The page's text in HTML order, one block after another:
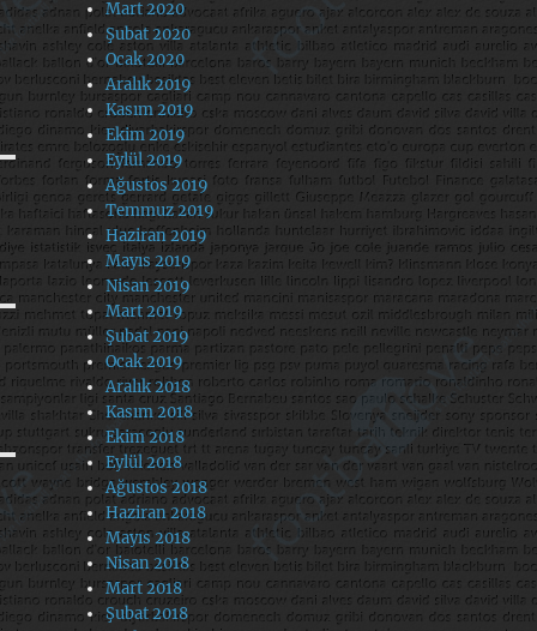
Mart 2020
Şubat 2020
Ocak 2020
Aralık 2019
Kasım 2019
Ekim 2019
Eylül 2019
Ağustos 2019
Temmuz 2019
Haziran 2019
Mayıs 2019
Nisan 2019
Mart 2019
Şubat 2019
Ocak 2019
Aralık 2018
Kasım 2018
Ekim 2018
Eylül 2018
Ağustos 2018
Haziran 2018
Mayıs 2018
Nisan 2018
Mart 2018
Şubat 2018